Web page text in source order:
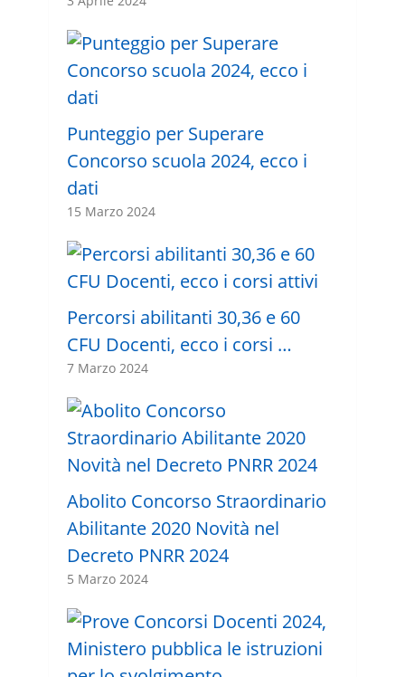
Punteggio per Superare
Concorso scuola 2024, ecco i
dati
15 Marzo 2024
Percorsi abilitanti 30,36 e 60
CFU Docenti, ecco i corsi …
7 Marzo 2024
Abolito Concorso Straordinario
Abilitante 2020 Novità nel
Decreto PNRR 2024
5 Marzo 2024